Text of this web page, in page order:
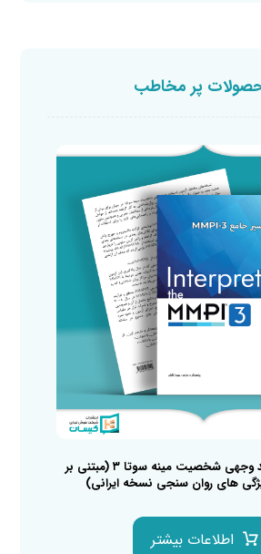
پر مخاطب
تفسیر سیاهه چند وجهی شخصیت مینه سوتا ۳ (مبتنی بر
های روان سنجی نسخه ایرانی)
اطلاعات بیشتر